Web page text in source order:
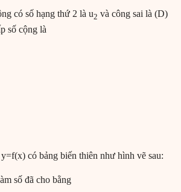
có số hạng thứ 2 là u2 và công sai là (D)
số cộng là
có bảng biến thiên như hình vẽ sau:
số đã cho bằng